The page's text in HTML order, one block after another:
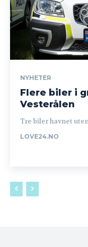
NYHETER
Flere biler i
Vesterålen
Tre biler havnet
LOVE24.NO